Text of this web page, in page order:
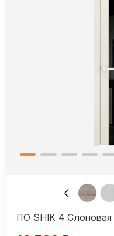
ПО SHIK 4 Слоновая